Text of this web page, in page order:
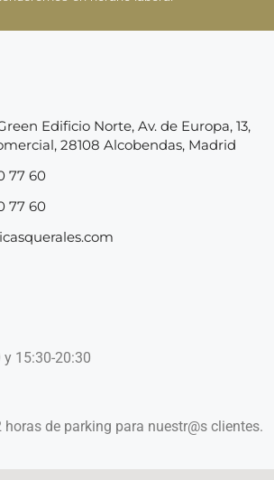
Edificio Norte, Av. de Europa, 13,
28108 Alcobendas, Madrid
77 60
77 60
y 15:30-20:30
de parking para nuestr@s clientes.